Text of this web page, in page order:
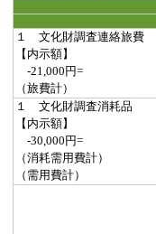
１ 文化財調査連絡旅費
【内示額】
-21,000円=
（旅費計）
１ 文化財調査消耗品
【内示額】
-30,000円=
（消耗需用費計）
（需用費計）